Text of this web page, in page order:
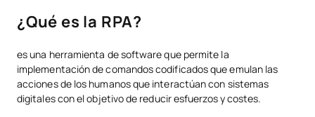
¿Qué es la RPA?
es una herramienta de software que permite la
implementación de comandos codificados que emulan las
acciones de los humanos que interactúan con sistemas
digitales con el objetivo de reducir esfuerzos y costes.